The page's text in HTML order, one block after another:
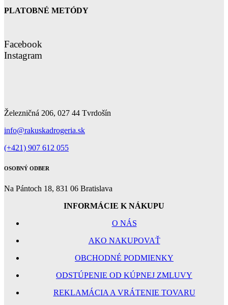
PLATOBNÉ METÓDY
Facebook
Instagram
Železničná 206, 027 44 Tvrdošín
info@rakuskadrogeria.sk
(+421) 907 612 055
OSOBNÝ ODBER
Na Pántoch 18, 831 06 Bratislava
INFORMÁCIE K NÁKUPU
O NÁS
AKO NAKUPOVAŤ
OBCHODNÉ PODMIENKY
ODSTÚPENIE OD KÚPNEJ ZMLUVY
REKLAMÁCIA A VRÁTENIE TOVARU